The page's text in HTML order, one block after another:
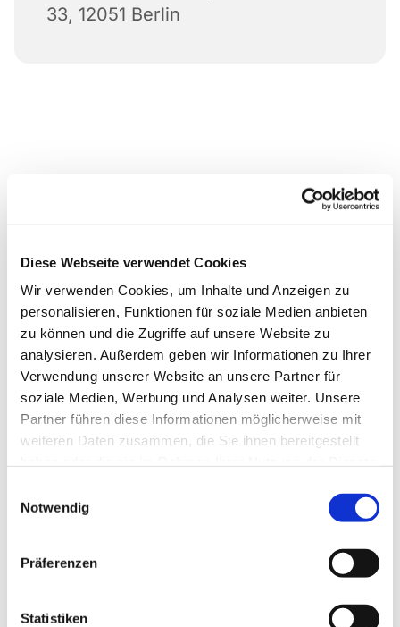
Diese Webseite verwendet Cookies
Wir verwenden Cookies, um Inhalte und Anzeigen zu
personalisieren, Funktionen für soziale Medien anbieten
zu können und die Zugriffe auf unsere Website zu
analysieren. Außerdem geben wir Informationen zu Ihrer
Verwendung unserer Website an unsere Partner für
soziale Medien, Werbung und Analysen weiter. Unsere
Partner führen diese Informationen möglicherweise mit
weiteren Daten zusammen, die Sie ihnen bereitgestellt
Notwendig
Präferenzen
Statistiken
33, 12051 Berlin
Dies könnte Sie auch